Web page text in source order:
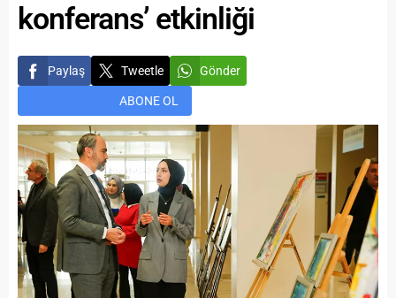
konferans’ etkinliği
Paylaş Tweetle Gönder
ABONE OL